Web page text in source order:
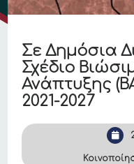
Σε Δημόσια
Σχέδιο
Ανάπτυξης
2021-2027